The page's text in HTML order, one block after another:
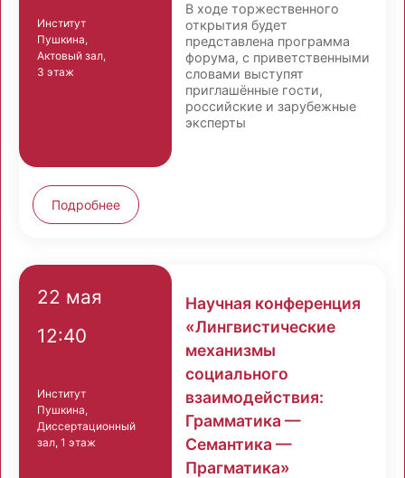
Институт
Пушкина,
Актовый зал,
3 этаж
В ходе торжественного
открытия будет
представлена программа
форума, с приветственными
словами выступят
приглашённые гости,
российские и зарубежные
эксперты
Подробнее
22 мая
12:40
Институт
Пушкина,
Диссертационный
зал, 1 этаж
Научная конференция
«Лингвистические
механизмы
социального
взаимодействия:
Грамматика —
Семантика —
Прагматика»